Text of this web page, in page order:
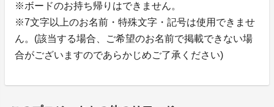
※ボードのお持ち帰りはできません。
※7文字以上のお名前・特殊文字・記号は使用できませ
ん。(該当する場合、ご希望のお名前で掲載できない場
合がございますのであらかじめご了承ください)